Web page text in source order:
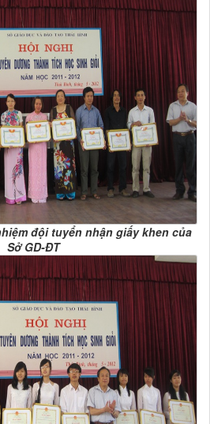
đội tuyển nhận giấy khen của
Sở GD-ĐT